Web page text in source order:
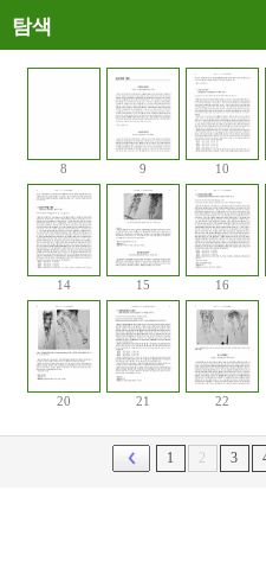
탐색
8 9 10
14 15 16
20 21 22
1 2 3